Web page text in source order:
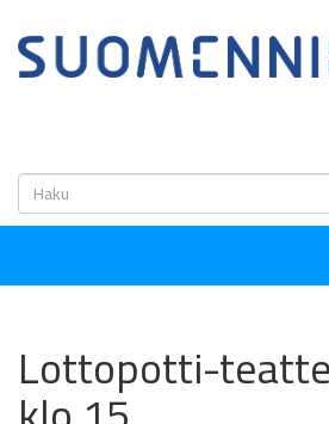
Lottopotti-